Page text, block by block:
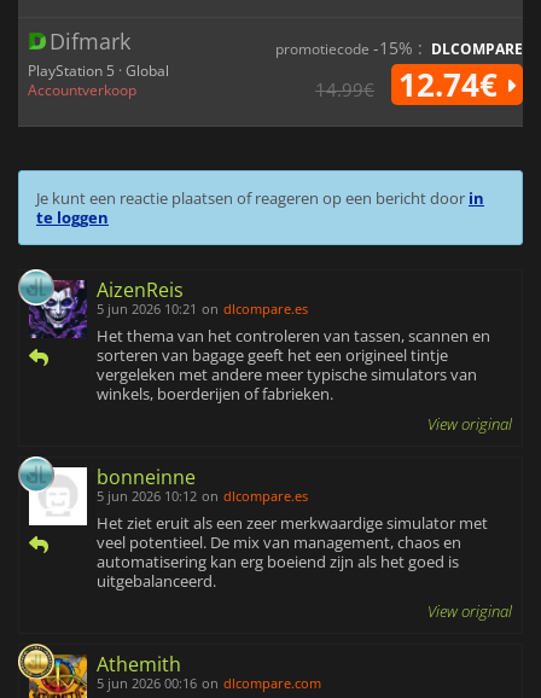
Difmark
PlayStation 5 · Global
Accountverkoop
promotiecode -15% : DLCOMPARE
14.99€ 12.74€
Je kunt een reactie plaatsen of reageren op een bericht door in
te loggen
AizenReis
5 jun 2026 10:21 on dlcompare.es
Het thema van het controleren van tassen, scannen en
sorteren van bagage geeft het een origineel tintje
vergeleken met andere meer typische simulators van
winkels, boerderijen of fabrieken.
View original
bonneinne
5 jun 2026 10:12 on dlcompare.es
Het ziet eruit als een zeer merkwaardige simulator met
veel potentieel. De mix van management, chaos en
automatisering kan erg boeiend zijn als het goed is
uitgebalanceerd.
View original
Athemith
5 jun 2026 00:16 on dlcompare.com